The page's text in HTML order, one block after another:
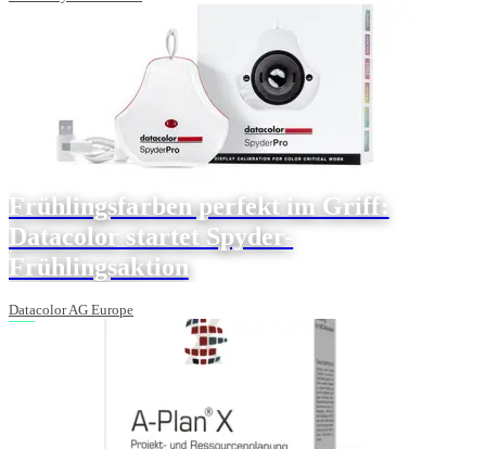
Frühlingsfarben perfekt im Griff:
Datacolor startet Spyder-
Frühlingsaktion
Datacolor AG Europe